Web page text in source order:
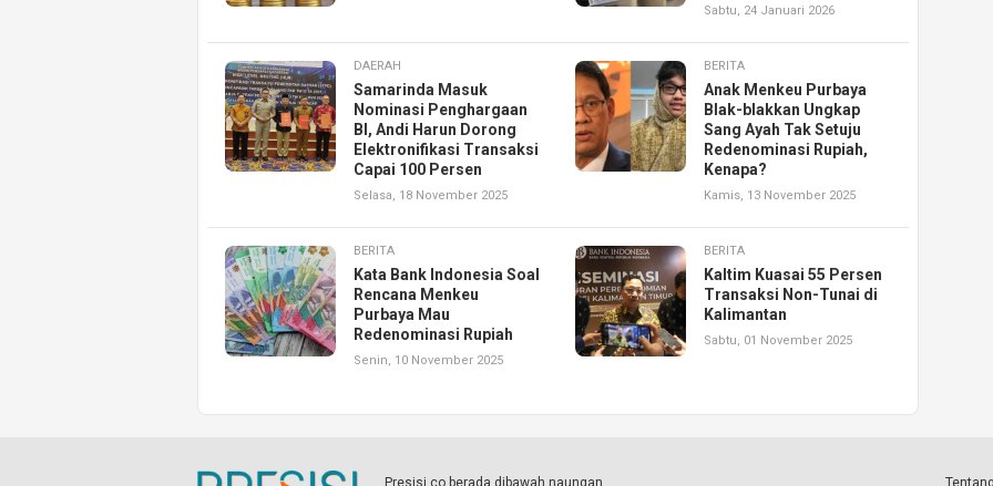
Sabtu, 24 Januari 2026
DAERAH
Samarinda Masuk
Nominasi Penghargaan
BI, Andi Harun Dorong
Elektronifikasi Transaksi
Capai 100 Persen
Selasa, 18 November 2025
BERITA
Anak Menkeu Purbaya
Blak-blakkan Ungkap
Sang Ayah Tak Setuju
Redenominasi Rupiah,
Kenapa?
Kamis, 13 November 2025
BERITA
Kata Bank Indonesia Soal
Rencana Menkeu
Purbaya Mau
Redenominasi Rupiah
Senin, 10 November 2025
BERITA
Kaltim Kuasai 55 Persen
Transaksi Non-Tunai di
Kalimantan
Sabtu, 01 November 2025
Presisi.co berada dibawah naungan